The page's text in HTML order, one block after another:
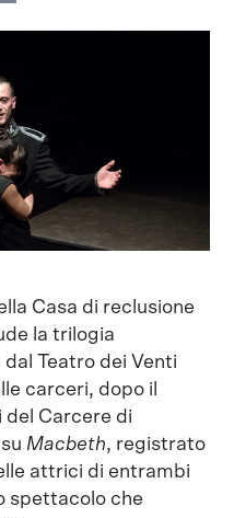
Casa di reclusione
la trilogia
Teatro dei Venti
carceri, dopo il
del Carcere di
Macbeth, registrato
attrici di entrambi
spettacolo che